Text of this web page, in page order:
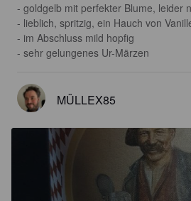
- goldgelb mit perfekter Blume, leider
- lieblich, spritzig, ein Hauch von
- im Abschluss mild hopfig
- sehr gelungenes Ur-Märzen
MÜLLEX85